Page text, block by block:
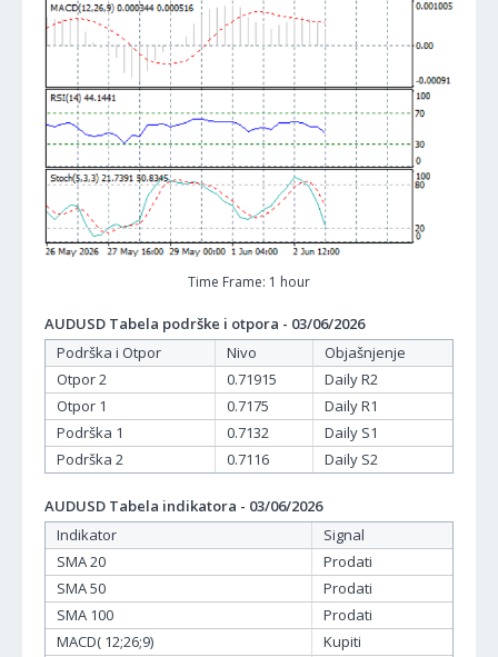
Time Frame: 1 hour
AUDUSD Tabela podrške i otpora - 03/06/2026
Podrška i Otpor
Nivo
Objašnjenje
Otpor 2
0.71915
Daily R2
Otpor 1
0.7175
Daily R1
Podrška 1
0.7132
Daily S1
Podrška 2
0.7116 Daily S2
AUDUSD Tabela indikatora - 03/06/2026
Indikator
Signal
SMA 20
Prodati
SMA 50
Prodati
SMA 100
Prodati
MACD( 12;26;9)
Kupiti